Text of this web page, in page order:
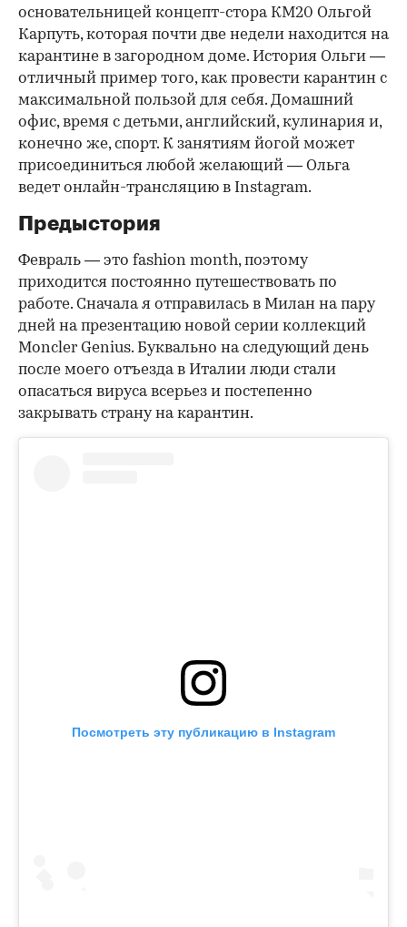
основательницей концепт-стора КМ20 Ольгой
Карпуть, которая почти две недели находится на
карантине в загородном доме. История Ольги —
отличный пример того, как провести карантин с
максимальной пользой для себя. Домашний
офис, время с детьми, английский, кулинария и,
конечно же, спорт. К занятиям йогой может
присоединиться любой желающий — Ольга
ведет онлайн-трансляцию в Instagram.
Предыстория
Февраль — это fashion month, поэтому
приходится постоянно путешествовать по
работе. Сначала я отправилась в Милан на пару
дней на презентацию новой серии коллекций
Moncler Genius. Буквально на следующий день
после моего отъезда в Италии люди стали
опасаться вируса всерьез и постепенно
закрывать страну на карантин.
Посмотреть эту публикацию в Instagram